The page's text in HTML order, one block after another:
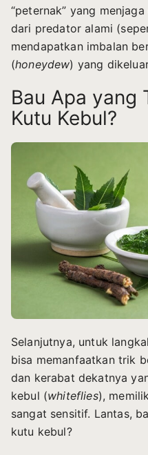
“peternak” yang
dari predator alami
mendapatkan imbalan
(honeydew) yang
Bau Apa yang
Kutu Kebul?
Selanjutnya, untuk
bisa memanfaatkan trik
dan kerabat dekatnya
kebul (whiteflies),
sangat sensitif. Lantas,
kutu kebul?